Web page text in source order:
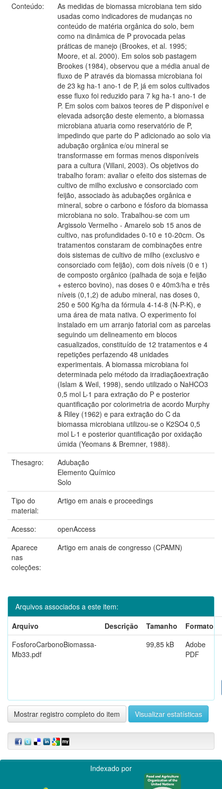
Conteúdo:
As medidas de biomassa microbiana tem sido
usadas como indicadores de mudanças no
conteúdo de matéria orgânica do solo, bem
como na dinâmica de P provocada pelas
práticas de manejo (Brookes, et al. 1995;
Moore, et al. 2000). Em solos sob pastagem
Brookes (1984), observou que a média anual de
fluxo de P através da biomassa microbiana foi
de 23 kg ha-1 ano-1 de P, já em solos cultivados
esse fluxo foi reduzido para 7 kg ha-1 ano-1 de
P. Em solos com baixos teores de P disponível e
elevada adsorção deste elemento, a biomassa
microbiana atuaria como reservatório de P,
impedindo que parte do P adicionado ao solo via
adubação orgânica e/ou mineral se
transformasse em formas menos disponíveis
para a cultura (Villani, 2003). Os objetivos do
trabalho foram: avaliar o efeito dos sistemas de
cultivo de milho exclusivo e consorciado com
feijão, associado às adubações orgânica e
mineral, sobre o carbono e fósforo da biomassa
microbiana no solo. Trabalhou-se com um
Argissolo Vermelho - Amarelo sob 15 anos de
cultivo, nas profundidades 0-10 e 10-20cm. Os
tratamentos constaram de combinações entre
dois sistemas de cultivo de milho (exclusivo e
consorciado com feijão), com dois níveis (0 e 1)
de composto orgânico (palhada de soja e feijão
+ esterco bovino), nas doses 0 e 40m3/ha e três
níveis (0,1,2) de adubo mineral, nas doses 0,
250 e 500 Kg/ha da fórmula 4-14-8 (N-P-K), e
uma área de mata nativa. O experimento foi
instalado em um arranjo fatorial com as parcelas
seguindo um delineamento em blocos
casualizados, constituído de 12 tratamentos e 4
repetições perfazendo 48 unidades
experimentais. A biomassa microbiana foi
determinada pelo método da irradiaçãoextração
(Islam & Weil, 1998), sendo utilizado o NaHCO3
0,5 mol L-1 para extração do P e posterior
quantificação por colorimetria de acordo Murphy
& Riley (1962) e para extração do C da
biomassa microbiana utilizou-se o K2SO4 0,5
mol L-1 e posterior quantificação por oxidação
úmida (Yeomans & Bremner, 1988).
Thesagro:
Adubação
Elemento Químico
Solo
Tipo do
material:
Artigo em anais e proceedings
Acesso:
openAccess
Aparece
nas
coleções:
Artigo em anais de congresso (CPAMN)
Arquivos associados a este item:
Arquivo
Descrição Tamanho
Formato
FosforoCarbonoBiomassa-
Mb33.pdf
99,85 kB
Adobe
PDF
Mostrar registro completo do item Visualizar estatísticas
Indexado por